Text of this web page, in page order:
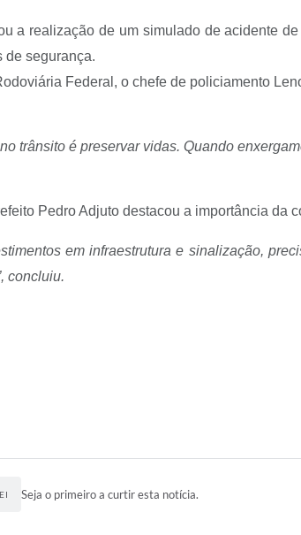
a realização de um simulado de acidente
de segurança.
Federal, o chefe de policiamento
trânsito é preservar vidas. Quando
Pedro Adjuto destacou a importância
em infraestrutura e sinalização,
concluiu.
Seja o primeiro a curtir esta notícia.